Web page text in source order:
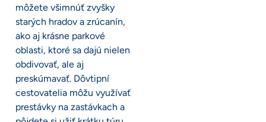
môžete všimnúť zvyšky
starých hradov a zrúcanín,
ako aj krásne parkové
oblasti, ktoré sa dajú nielen
obdivovať, ale aj
preskúmavať. Dôvtipní
cestovatelia môžu využívať
prestávky na zastávkach a